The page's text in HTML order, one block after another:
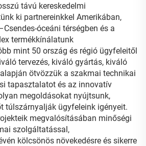
távú kereskedelmi
ki partnereinkkel Amerikában,
óceáni térségben és a
termékkínálatunk
mint 50 ország és régió ügyfeleitől
tervezés, kiváló gyártás, kiváló
ötvözzük a szakmai technikai
tapasztalatot és az innovatív
megoldásokat nyújtsunk,
túlszárnyalják ügyfeleink igényeit.
megvalósításában minőségi
szolgáltatással,
kölcsönös növekedésre és sikerre